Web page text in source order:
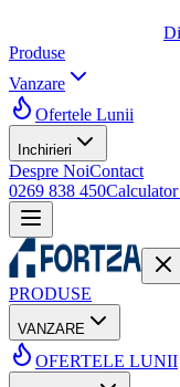
Produse
Vanzare
Ofertele Lunii
Inchirieri
Despre NoiContact
0269 838 450Calculator
PRODUSE
VANZARE
OFERTELE LUNII